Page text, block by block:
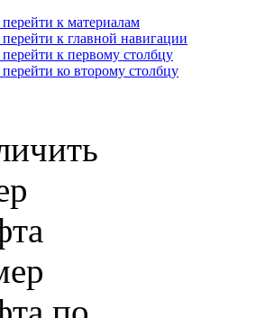
к материалам
к главной навигации
к первому столбцу
ко второму столбцу